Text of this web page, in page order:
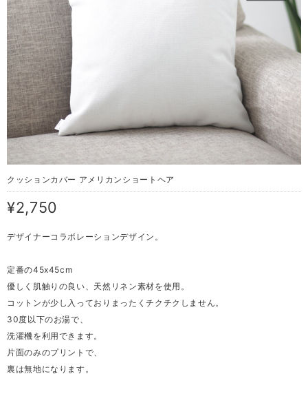
クッションカバー アメリカンショートヘア
¥2,750
デザイナーコラボレーションデザイン。
定番の45x45cm
優しく肌触りの良い、天然リネン素材を使用。
コットンが少し入っておりまったくチクチクしません。
30度以下のお湯で、
洗濯機を利用できます。
片面のみのプリントで、
裏は無地になります。